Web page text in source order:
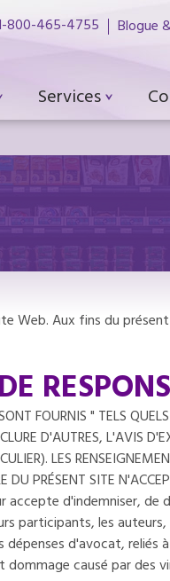
800-465-4755 Blogue
Services
Aux fins du
FOURNIS " TELS
D'AUTRES, L'AVIS
LES
DU PRÉSENT SITE
accepte
participants, les
d'avocat,
causé par des